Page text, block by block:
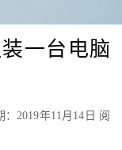
一台电脑
2019年11月14日 阅